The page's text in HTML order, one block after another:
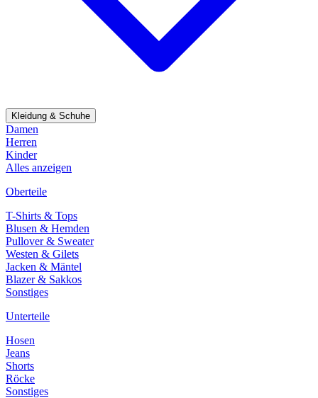
Kleidung & Schuhe
Damen
Herren
Kinder
Alles anzeigen
Oberteile
T-Shirts & Tops
Blusen & Hemden
Pullover & Sweater
Westen & Gilets
Jacken & Mäntel
Blazer & Sakkos
Sonstiges
Unterteile
Hosen
Jeans
Shorts
Röcke
Sonstiges